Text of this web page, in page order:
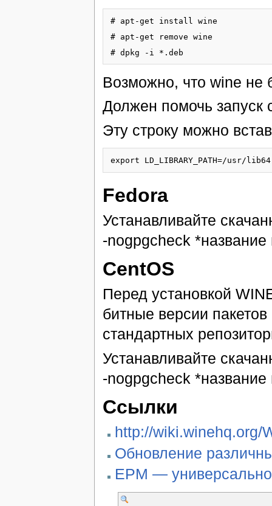
# apt-get install wine
# apt-get remove wine
# dpkg -i *.deb
Возможно, что wine не
Должен помочь запуск
Эту строку можно
export LD_LIBRARY_PATH=/usr/lib64
Fedora
Устанавливайте
-nogpgcheck *название
CentOS
Перед установкой
битные версии
стандартных
Устанавливайте
-nogpgcheck *название
Ссылки
http://wiki.winehq.org/
Обновление
EPM —